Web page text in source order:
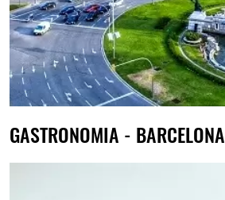
GASTRONOMIA - BARCELONA